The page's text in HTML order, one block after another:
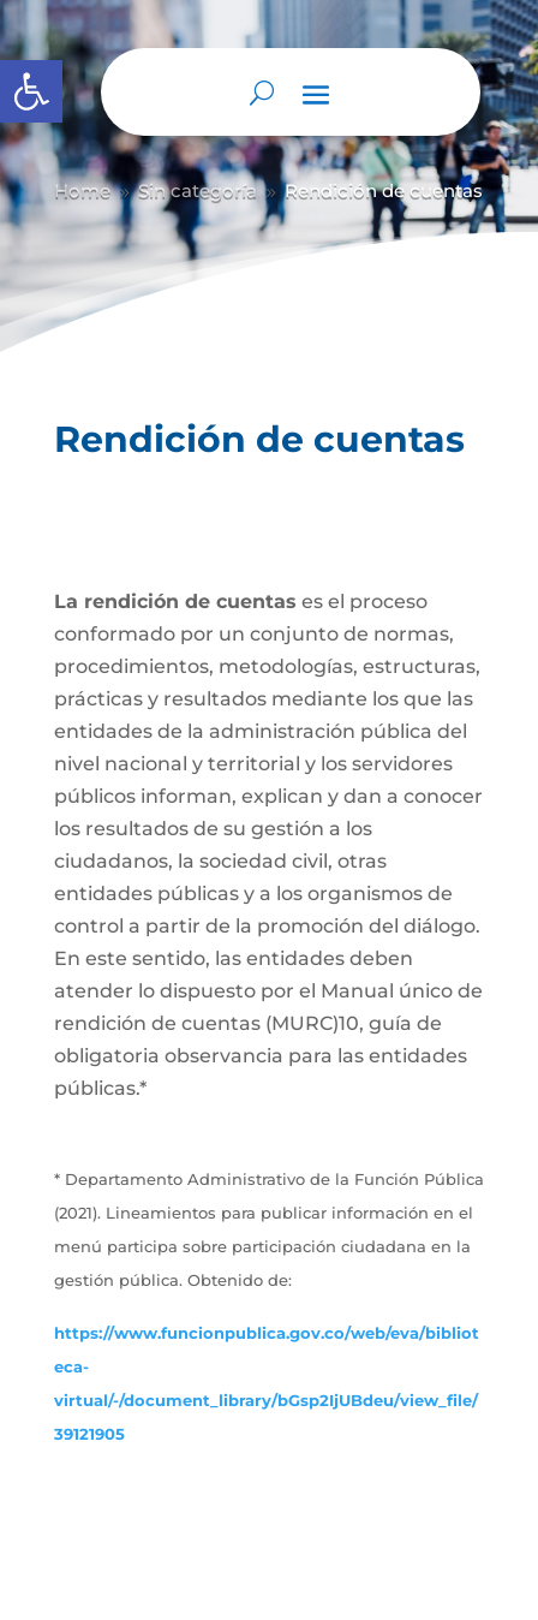
Abrir barra de herramientas
Home 9 Sin categoría 9 Rendición de cuentas
Rendición de cuentas
La rendición de cuentas es el proceso
conformado por un conjunto de normas,
procedimientos, metodologías, estructuras,
prácticas y resultados mediante los que las
entidades de la administración pública del
nivel nacional y territorial y los servidores
públicos informan, explican y dan a conocer
los resultados de su gestión a los
ciudadanos, la sociedad civil, otras
entidades públicas y a los organismos de
control a partir de la promoción del diálogo.
En este sentido, las entidades deben
atender lo dispuesto por el Manual único de
rendición de cuentas (MURC)10, guía de
obligatoria observancia para las entidades
públicas.*
* Departamento Administrativo de la Función Pública
(2021). Lineamientos para publicar información en el
menú participa sobre participación ciudadana en la
gestión pública. Obtenido de:
https://www.funcionpublica.gov.co/web/eva/bibliot
eca-
virtual/-/document_library/bGsp2IjUBdeu/view_file/
39121905